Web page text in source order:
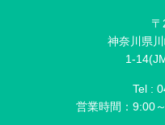
神奈川県
1-
Tel :
営業時間：9:00